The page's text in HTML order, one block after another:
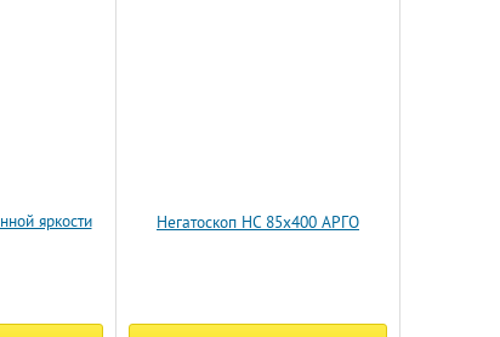
яркости
Негатоскоп НС 85х400 АРГО